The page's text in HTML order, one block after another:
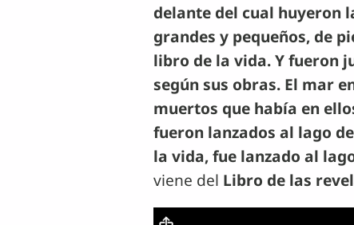
delante del cual huyeron
grandes y pequeños, de
libro de la vida. Y fueron
según sus obras. El mar
muertos que había en
fueron lanzados al lago
la vida, fue lanzado al
viene del Libro de las